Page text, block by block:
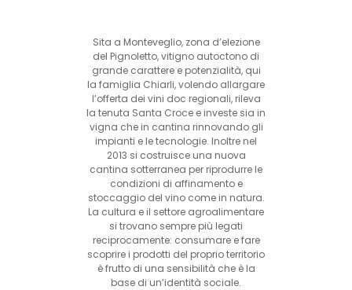
Sita a Monteveglio, zona d’elezione
del Pignoletto, vitigno autoctono di
grande carattere e potenzialità, qui
la famiglia Chiarli, volendo allargare
l’offerta dei vini doc regionali, rileva
la tenuta Santa Croce e investe sia in
vigna che in cantina rinnovando gli
impianti e le tecnologie. Inoltre nel
2013 si costruisce una nuova
cantina sotterranea per riprodurre le
condizioni di affinamento e
stoccaggio del vino come in natura.
La cultura e il settore agroalimentare
si trovano sempre più legati
reciprocamente: consumare e fare
scoprire i prodotti del proprio territorio
è frutto di una sensibilità che è la
base di un’identità sociale.